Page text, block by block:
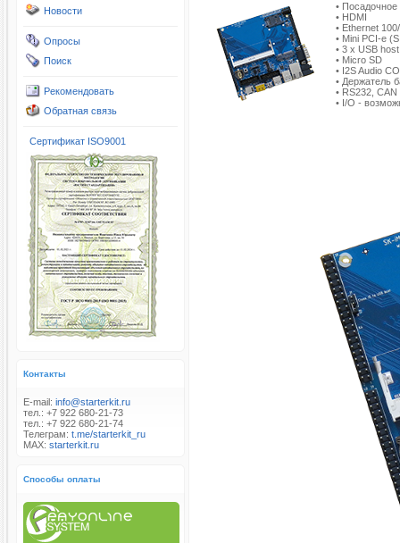
Новости
Опросы
Поиск
Рекомендовать
Обратная связь
Сертификат ISO9001
Контакты
E-mail: info@starterkit.ru
тел.: +7 922 680-21-73
тел.: +7 922 680-21-74
Телеграм: t.me/starterkit_ru
MAX: starterkit.ru
Способы оплаты
•
• HDMI
• Ethernet
• Mini PCI-e
• 3 x USB
• Micro SD
• I2S Audio
• Держатель
• RS232,
• I/O -